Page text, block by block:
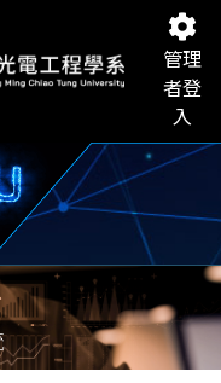
管理
者登
入
工程學系